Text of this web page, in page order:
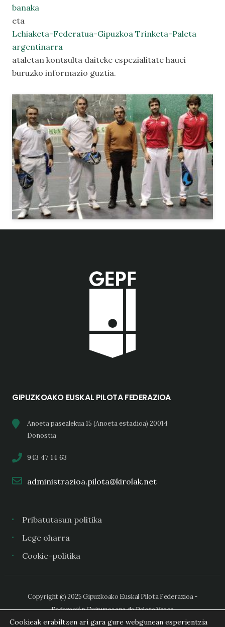
banaka
eta
Lehiaketa-Federatua-Gipuzkoa Trinketa-Paleta
argentinarra
ataletan kontsulta daiteke espezialitate hauei
buruzko informazio guztia.
GIPUZKOAKO EUSKAL PILOTA FEDERAZIOA
Anoeta pasealekua 15 (Anoeta estadioa) 20014
Donostia
943 47 14 63
administrazioa.pilota@kirolak.net
Pribatutasun politika
Lege oharra
Cookie-politika
Copyright (c) 2025 Gipuzkoako Euskal Pilota Federazioa -
Federación Guipuzcoana de Pelota Vasca
Cookieak erabiltzen ari gara gure webgunean esperientzia